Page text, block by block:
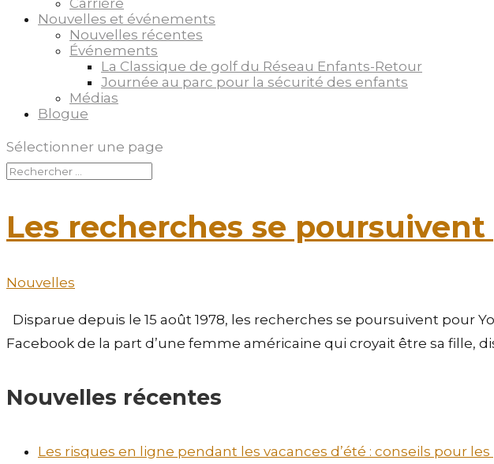
Carrière
Nouvelles et événements
Nouvelles récentes
Événements
La Classique de golf du Réseau Enfants-Retour
Journée au parc pour la sécurité des enfants
Médias
Blogue
Sélectionner une page
Les recherches se
Nouvelles
Disparue depuis le 15 août 1978, les recherches se poursuivent pour
Facebook de la part d’une femme américaine qui croyait être sa fille,
Nouvelles récentes
Les risques en ligne pendant les vacances d’été : conseils pour